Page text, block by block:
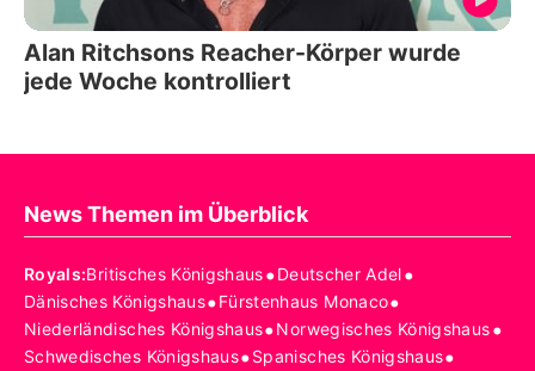
Alan Ritchsons Reacher-Körper wurde
jede Woche kontrolliert
News Themen im Überblick
Royals:Britisches Königshaus•Deutscher Adel•
Dänisches Königshaus•Fürstenhaus Monaco•
Niederländisches Königshaus•Norwegisches Königshaus•
Schwedisches Königshaus•Spanisches Königshaus•